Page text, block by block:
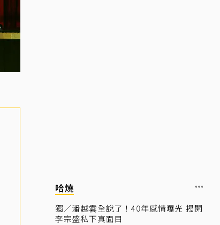
哈燒
獨／潘越雲全說了！40年感情曝光 揭開
李宗盛私下真面目